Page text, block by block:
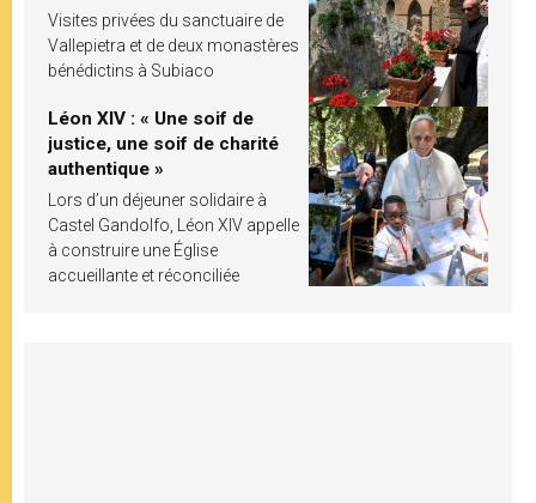
Visites privées du sanctuaire de
Vallepietra et de deux monastères
bénédictins à Subiaco
Léon XIV : « Une soif de
justice, une soif de charité
authentique »
Lors d’un déjeuner solidaire à
Castel Gandolfo, Léon XIV appelle
à construire une Église
accueillante et réconciliée